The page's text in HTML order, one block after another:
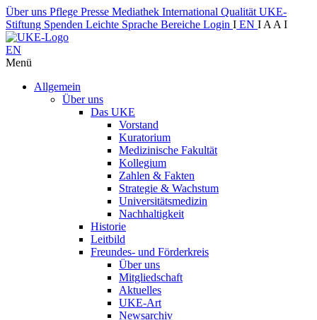
Über uns Pflege Presse Mediathek International Qualität UKE-
Stiftung Spenden Leichte Sprache Bereiche Login I EN I A A I
EN
Menü
Allgemein
Über uns
Das UKE
Vorstand
Kuratorium
Medizinische Fakultät
Kollegium
Zahlen & Fakten
Strategie & Wachstum
Universitätsmedizin
Nachhaltigkeit
Historie
Leitbild
Freundes- und Förderkreis
Über uns
Mitgliedschaft
Aktuelles
UKE-Art
Newsarchiv